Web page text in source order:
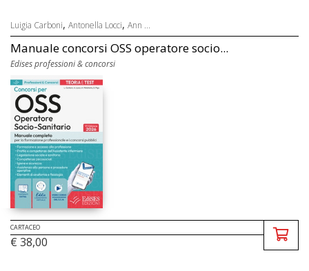
Luigia Carboni, Antonella Locci, Ann ...
Manuale concorsi OSS operatore socio...
Edises professioni & concorsi
CARTACEO
€ 38,00